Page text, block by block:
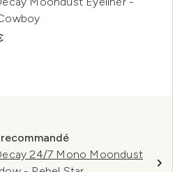
24/7 Mono Moondust